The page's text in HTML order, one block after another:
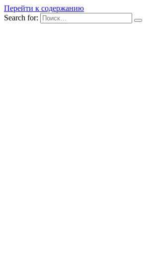
Перейти к содержанию
Search for: